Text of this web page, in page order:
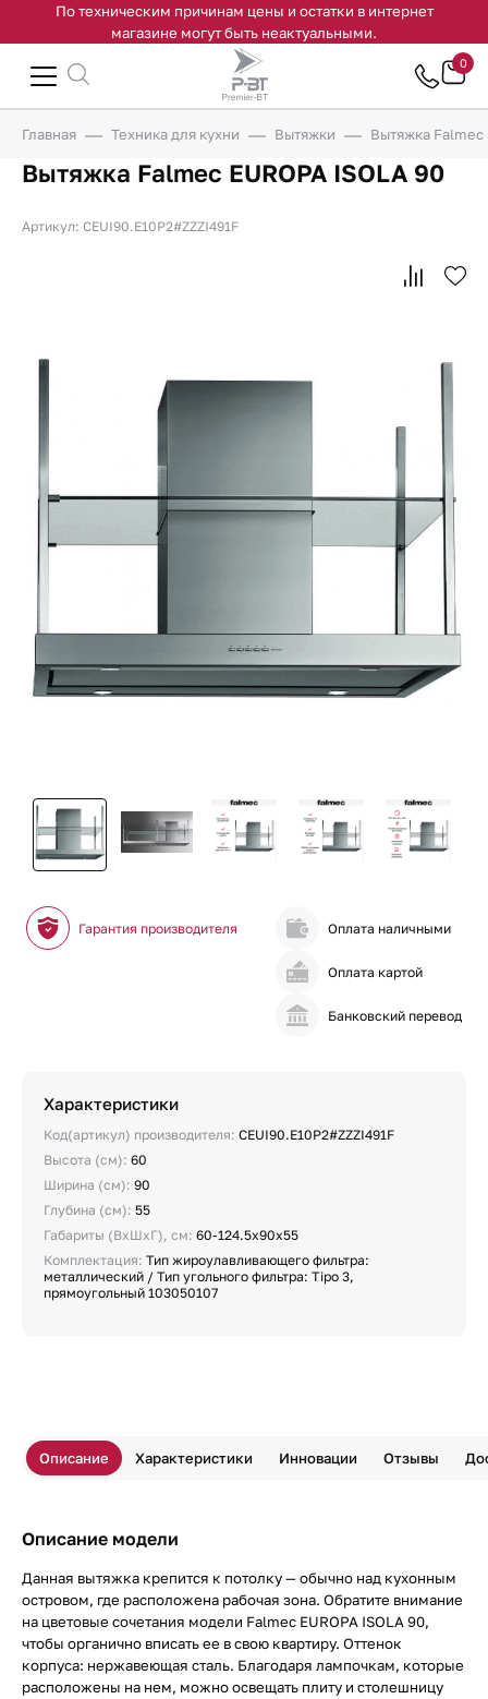
По техническим причинам цены и остатки в интернет
магазине могут быть неактуальными.
0
Главная Техника для кухни Вытяжки Вытяжка Falmec
Вытяжка Falmec EUROPA ISOLA 90
Артикул: CEUI90.E10P2#ZZZI491F
Гарантия производителя Оплата наличными
Оплата картой
Банковский перевод
Характеристики
Код(артикул) производителя: CEUI90.E10P2#ZZZI491F
Высота (см): 60
Ширина (см): 90
Глубина (см): 55
Габариты (ВхШхГ), см: 60-124.5х90х55
Комплектация: Тип жироулавливающего фильтра:
металлический / Тип угольного фильтра: Tipo 3,
прямоугольный 103050107
Описание Характеристики Инновации Отзывы
Описание модели
Данная вытяжка крепится к потолку — обычно над кухонным
островом, где расположена рабочая зона. Обратите внимание
на цветовые сочетания модели Falmec EUROPA ISOLA 90,
чтобы органично вписать ее в свою квартиру. Оттенок
корпуса: нержавеющая сталь. Благодаря лампочкам, которые
расположены на нем, можно освещать плиту и столешницу